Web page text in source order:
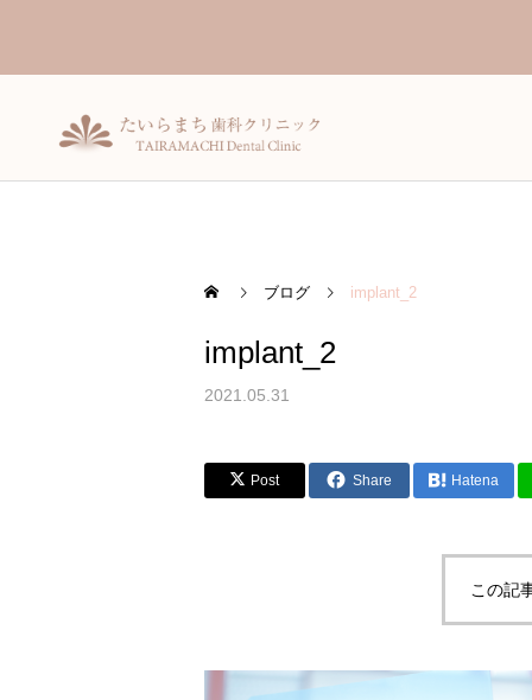
入れ歯（義歯）
ブログ implant_2
implant_2
2021.05.31
Post Share Hatena
この記